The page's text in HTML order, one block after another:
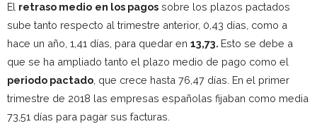
El retraso medio en los pagos sobre los plazos pactados
sube tanto respecto al trimestre anterior, 0,43 días, como a
hace un año, 1,41 días, para quedar en 13,73. Esto se debe a
que se ha ampliado tanto el plazo medio de pago como el
periodo pactado, que crece hasta 76,47 días. En el primer
trimestre de 2018 las empresas españolas fijaban como media
73,51 días para pagar sus facturas.